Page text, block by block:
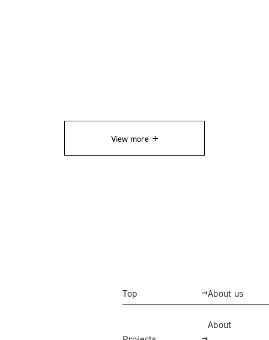
View more
Top About us
About